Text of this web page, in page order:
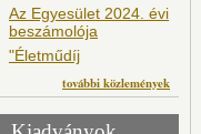
Az Egyesület 2024. évi
beszámolója
"Életműdíj
további közlemények